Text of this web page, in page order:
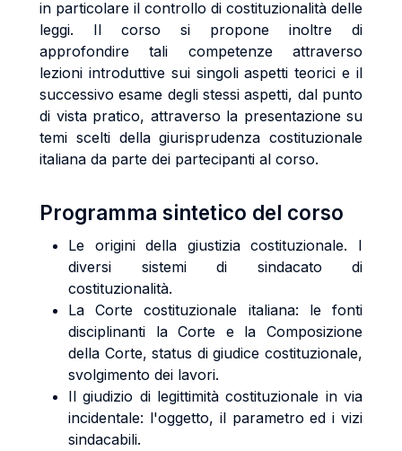
in particolare il controllo di costituzionalità delle
leggi. Il corso si propone inoltre di
approfondire tali competenze attraverso
lezioni introduttive sui singoli aspetti teorici e il
successivo esame degli stessi aspetti, dal punto
di vista pratico, attraverso la presentazione su
temi scelti della giurisprudenza costituzionale
italiana da parte dei partecipanti al corso.
Programma sintetico del corso
Le origini della giustizia costituzionale. I
diversi sistemi di sindacato di
costituzionalità.
La Corte costituzionale italiana: le fonti
disciplinanti la Corte e la Composizione
della Corte, status di giudice costituzionale,
svolgimento dei lavori.
Il giudizio di legittimità costituzionale in via
incidentale: l'oggetto, il parametro ed i vizi
sindacabili.